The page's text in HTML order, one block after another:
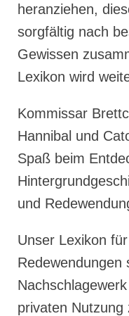
heranziehen,
sorgfältig nach
Gewissen
Lexikon wird
Kommissar
Hannibal und
Spaß beim
und
Unser Lexikon
Redewendungen
privaten Nutzung